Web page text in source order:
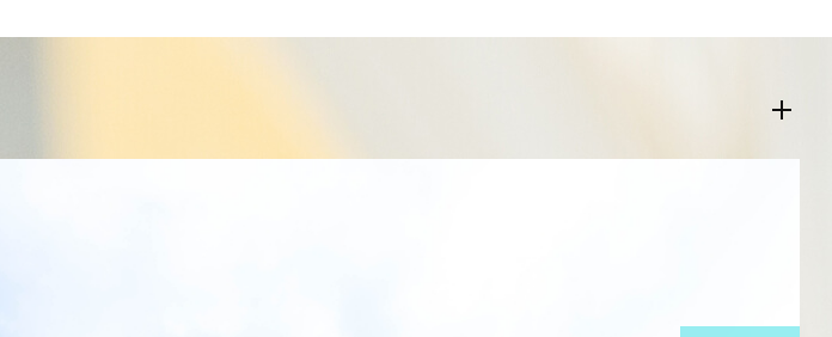
2026.08.26 ~ 2026.08.26